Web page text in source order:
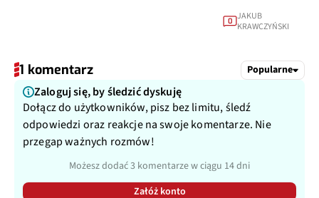
0 JAKUB
KRAWCZYŃSKI
1 komentarz Popularne
Zaloguj się, by śledzić dyskuję
Dołącz do użytkowników, pisz bez limitu, śledź
odpowiedzi oraz reakcje na swoje komentarze. Nie
przegap ważnych rozmów!
Możesz dodać 3 komentarze w ciągu 14 dni
Załóż konto